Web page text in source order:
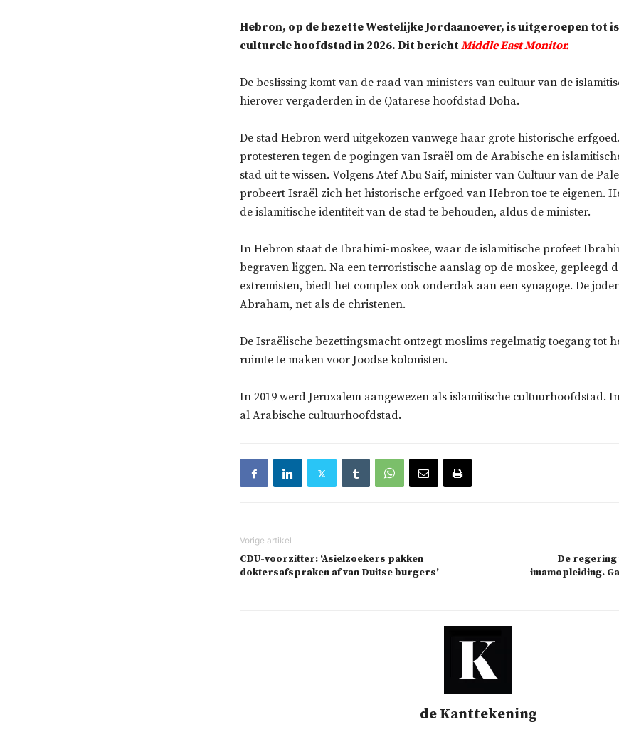
Hebron, op de bezette Westelijke Jordaanoever, is uitgeroepen tot
culturele hoofdstad in 2026. Dit berichtMiddle East Monitor.
De beslissing komt van de raad van ministers van cultuur van de
hierover vergaderden in de Qatarese hoofdstad Doha.
De stad Hebron werd uitgekozen vanwege haar grote historische
protesteren tegen de pogingen van Israël om de Arabische en
stad uit te wissen. Volgens Atef Abu Saif, minister van Cultuur van de
probeert Israël zich het historische erfgoed van Hebron toe te eigenen.
de islamitische identiteit van de stad te behouden, aldus de minister.
In Hebron staat de Ibrahimi-moskee, waar de islamitische profeet
begraven liggen. Na een terroristische aanslag op de moskee, gepleegd
extremisten, biedt het complex ook onderdak aan een synagoge. De
Abraham, net als de christenen.
De Israëlische bezettingsmacht ontzegt moslims regelmatig toegang tot
ruimte te maken voor Joodse kolonisten.
In 2019 werd Jeruzalem aangewezen als islamitische cultuurhoofdstad.
al Arabische cultuurhoofdstad.
CDU-voorzitter: ‘Asielzoekers pakken
doktersafspraken af van Duitse burgers’
De regering
imamopleiding.
de Kanttekening